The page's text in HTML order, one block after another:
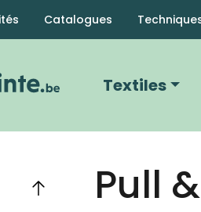
Catalogues
Textiles
Pull